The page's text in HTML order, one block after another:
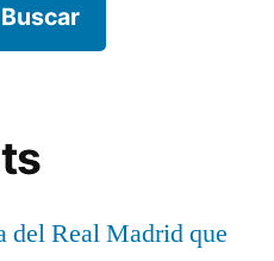
Buscar
del Real Madrid que